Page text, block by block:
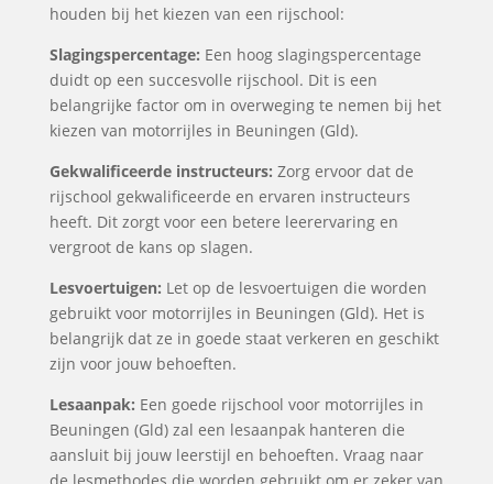
houden bij het kiezen van een rijschool:
Slagingspercentage: Een hoog slagingspercentage
duidt op een succesvolle rijschool. Dit is een
belangrijke factor om in overweging te nemen bij het
kiezen van motorrijles in Beuningen (Gld).
Gekwalificeerde instructeurs: Zorg ervoor dat de
rijschool gekwalificeerde en ervaren instructeurs
heeft. Dit zorgt voor een betere leerervaring en
vergroot de kans op slagen.
Lesvoertuigen: Let op de lesvoertuigen die worden
gebruikt voor motorrijles in Beuningen (Gld). Het is
belangrijk dat ze in goede staat verkeren en geschikt
zijn voor jouw behoeften.
Lesaanpak: Een goede rijschool voor motorrijles in
Beuningen (Gld) zal een lesaanpak hanteren die
aansluit bij jouw leerstijl en behoeften. Vraag naar